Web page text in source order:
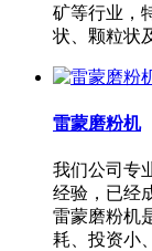
矿等行业，
状、颗粒状
雷蒙磨粉机
我们公司专
经验，已经
雷蒙磨粉机
耗、投资小